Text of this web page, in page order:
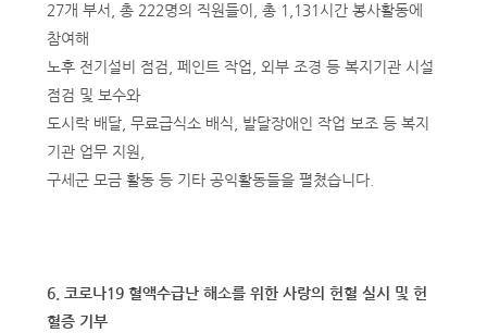
27개 부서, 총 222명의 직원들이, 총 1,131시간 봉사활동에
참여해
노후 전기설비 점검, 페인트 작업, 외부 조경 등 복지기관 시설
점검 및 보수와
도시락 배달, 무료급식소 배식, 발달장애인 작업 보조 등 복지
기관 업무 지원,
구세군 모금 활동 등 기타 공익활동들을 펼쳤습니다.
6. 코로나19 혈액수급난 해소를 위한 사랑의 헌혈 실시 및 헌
혈증 기부